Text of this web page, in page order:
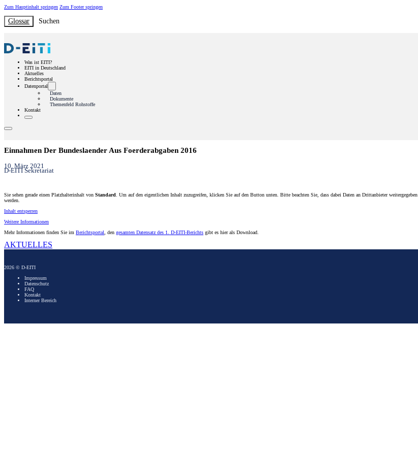
Zum Hauptinhalt springen Zum Footer springen
Glossar Suchen
Was ist EITI?
EITI in Deutschland
Aktuelles
Berichtsportal
Datenportal
Daten
Dokumente
Themenfeld Rohstoffe
Kontakt
Einnahmen Der Bundeslaender Aus Foerderabgaben 2016
10. März 2021
D-EITI Sekretariat
Sie sehen gerade einen Platzhalterinhalt von Standard . Um auf den eigentlichen Inhalt zuzugreifen, klicken Sie auf den Button unten. Bitte beachten Sie, dass dabei Daten an Drittanbieter weitergegeben
werden.
Inhalt entsperren
Weitere Informationen
Mehr Informationen finden Sie im Berichtsportal , den gesamten Datensatz des 1. D-EITI-Berichts gibt es hier als Download.
AKTUELLES
2026 © D-EITI
Impressum
Datenschutz
FAQ
Kontakt
Interner Bereich